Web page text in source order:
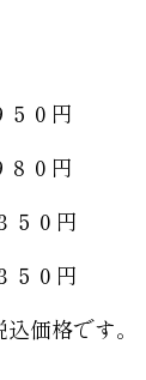
０円
０円
０円
０円
価格です。